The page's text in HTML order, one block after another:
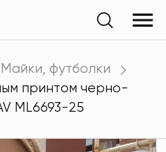
Майки, футболки
принтом черно-
ML6693-25